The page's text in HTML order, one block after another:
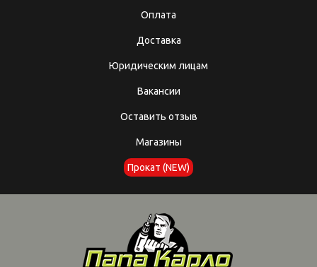
Оплата
Доставка
Юридическим лицам
Вакансии
Оставить отзыв
Магазины
Прокат (NEW)